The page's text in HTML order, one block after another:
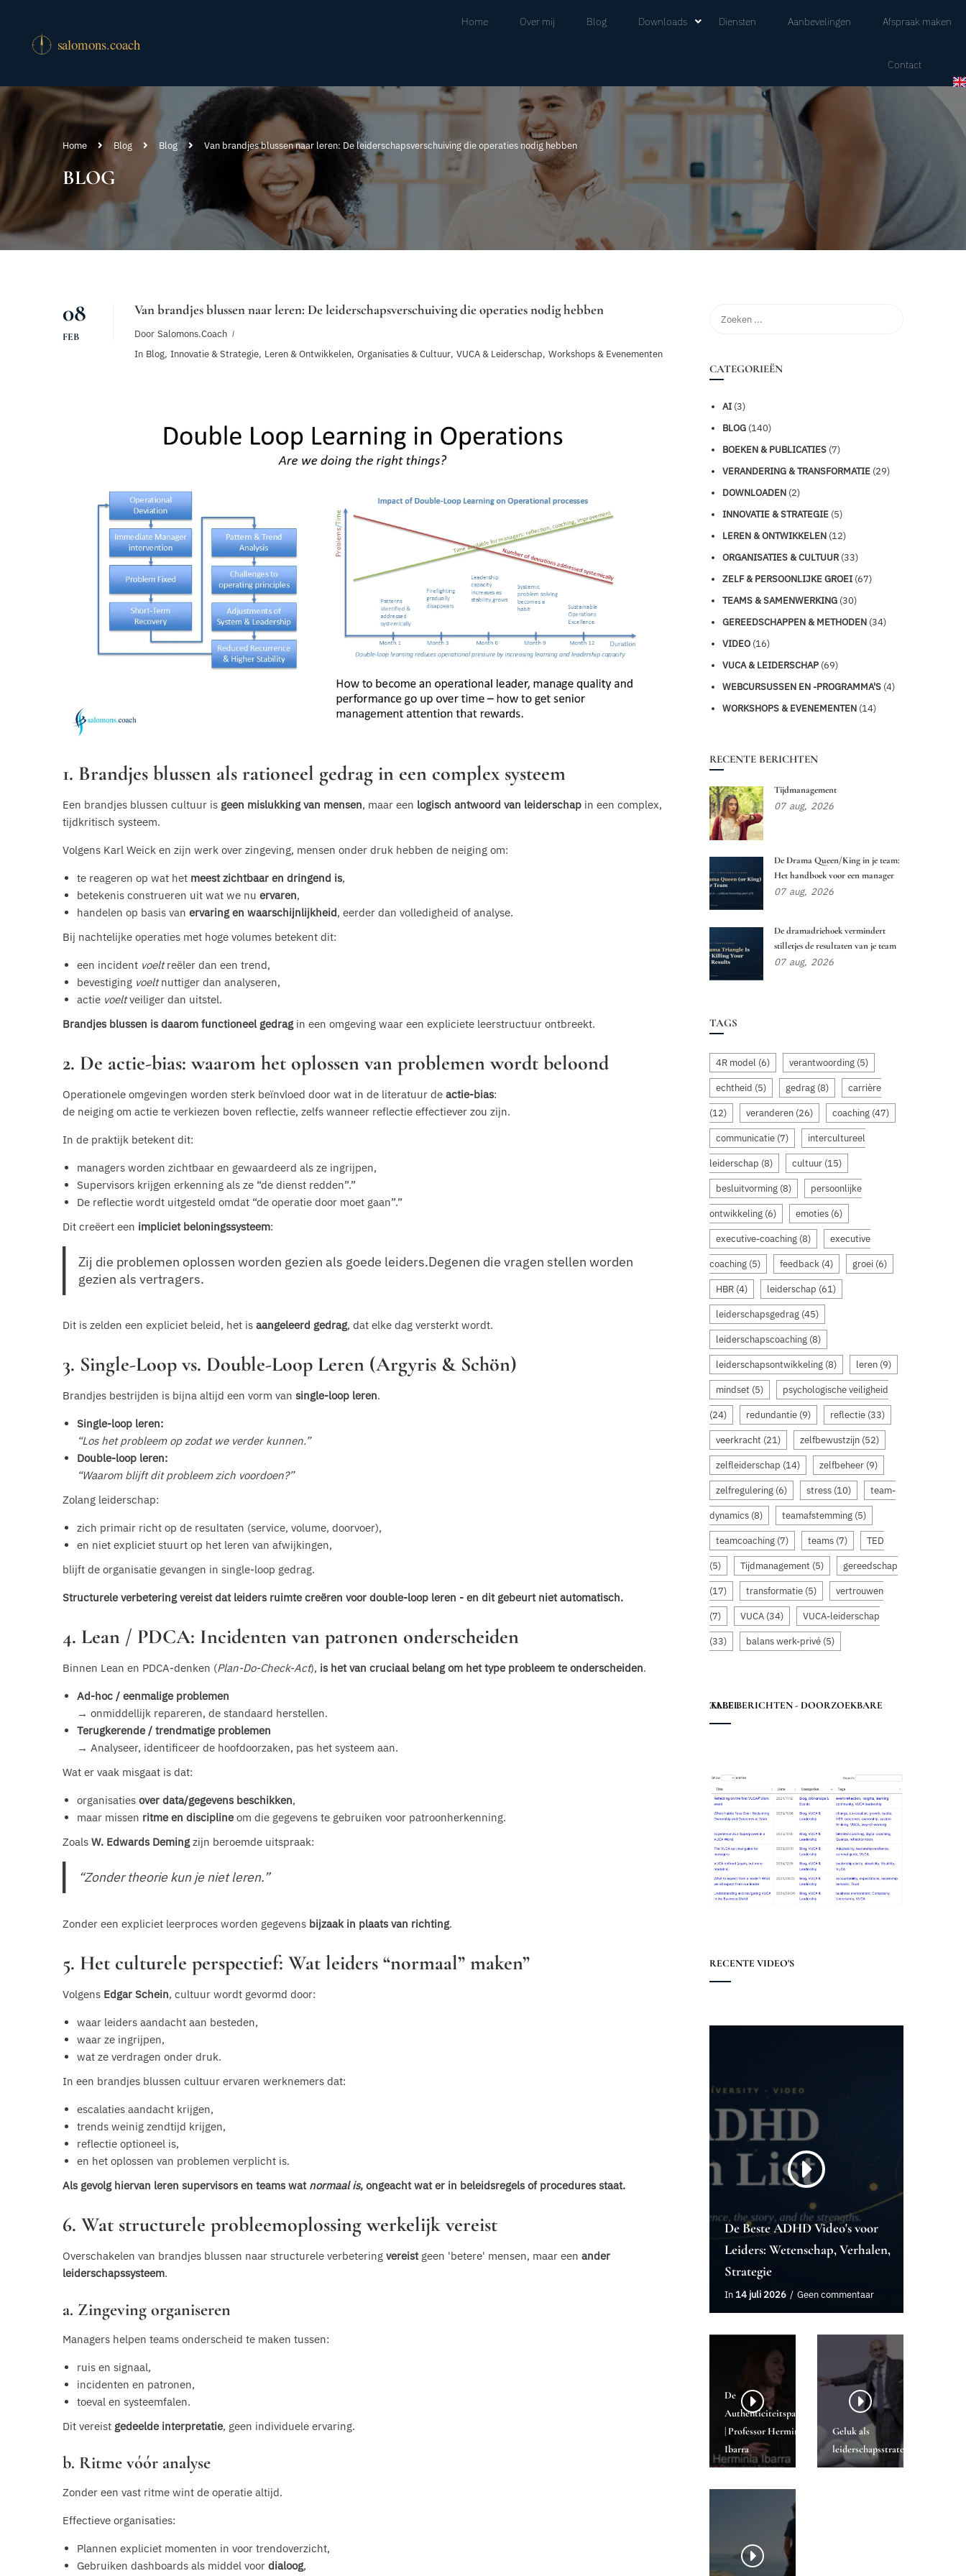
Home Over mij Blog Downloads Diensten Aanbevelingen Afspraak maken
Contact
Home Blog Blog Van brandjes blussen naar leren: De leiderschapsverschuiving die operaties nodig hebben
BLOG
08
FEB
Van brandjes blussen naar leren: De leiderschapsverschuiving die operaties nodig hebben
Door Salomons.coach
In Blog, Innovatie & Strategie, Leren & Ontwikkelen, Organisaties & Cultuur, VUCA & Leiderschap, Workshops & Evenementen
1. Brandjes blussen als rationeel gedrag in een complex systeem
Een brandjes blussen cultuur is geen mislukking van mensen, maar een logisch antwoord van leiderschap in een complex,
tijdkritisch systeem.
Volgens Karl Weick en zijn werk over zingeving, mensen onder druk hebben de neiging om:
te reageren op wat het meest zichtbaar en dringend is,
betekenis construeren uit wat we nu ervaren,
handelen op basis van ervaring en waarschijnlijkheid, eerder dan volledigheid of analyse.
Bij nachtelijke operaties met hoge volumes betekent dit:
een incident voeltreëler dan een trend,
bevestiging voeltnuttiger dan analyseren,
actie voeltveiliger dan uitstel.
Brandjes blussen is daarom functioneel gedragin een omgeving waar een expliciete leerstructuur ontbreekt.
2. De actie-bias: waarom het oplossen van problemen wordt beloond
Operationele omgevingen worden sterk beïnvloed door wat in de literatuur de actie-bias:
de neiging om actie te verkiezen boven reflectie, zelfs wanneer reflectie effectiever zou zijn.
In de praktijk betekent dit:
managers worden zichtbaar en gewaardeerd als ze ingrijpen,
Supervisors krijgen erkenning als ze “de dienst redden”.”
De reflectie wordt uitgesteld omdat “de operatie door moet gaan”.”
Dit creëert een impliciet beloningssysteem:
Zij die problemen oplossen worden gezien als goede leiders.Degenen die vragen stellen worden
gezien als vertragers.
Dit is zelden een expliciet beleid, het is aangeleerd gedrag, dat elke dag versterkt wordt.
3. Single-Loop vs. Double-Loop Leren (Argyris & Schön)
Brandjes bestrijden is bijna altijd een vorm van single-loop leren.
Single-loop leren:
“Los het probleem op zodat we verder kunnen.”
Double-loop leren:
“Waarom blijft dit probleem zich voordoen?”
Zolang leiderschap:
zich primair richt op de resultaten (service, volume, doorvoer),
en niet expliciet stuurt op het leren van afwijkingen,
blijft de organisatie gevangen in single-loop gedrag.
Structurele verbetering vereist dat leiders ruimte creëren voor double-loop leren - en dit gebeurt niet automatisch.
4. Lean / PDCA: Incidenten van patronen onderscheiden
Binnen Lean en PDCA-denken (Plan-Do-Check-Act), is het van cruciaal belang om het type probleem te onderscheiden.
Ad-hoc / eenmalige problemen
→ onmiddellijk repareren, de standaard herstellen.
Terugkerende / trendmatige problemen
→ Analyseer, identificeer de hoofdoorzaken, pas het systeem aan.
Wat er vaak misgaat is dat:
organisaties over data/gegevens beschikken,
maar missen ritme en disciplineom die gegevens te gebruiken voor patroonherkenning.
Zoals W. Edwards Demingzijn beroemde uitspraak:
“Zonder theorie kun je niet leren.”
Zonder een expliciet leerproces worden gegevens bijzaak in plaats van richting.
5. Het culturele perspectief: Wat leiders “normaal” maken”
Volgens Edgar Schein, cultuur wordt gevormd door:
waar leiders aandacht aan besteden,
waar ze ingrijpen,
wat ze verdragen onder druk.
In een brandjes blussen cultuur ervaren werknemers dat:
escalaties aandacht krijgen,
trends weinig zendtijd krijgen,
reflectie optioneel is,
en het oplossen van problemen verplicht is.
Als gevolg hiervan leren supervisors en teams wat normaal is, ongeacht wat er in beleidsregels of procedures staat.
6. Wat structurele probleemoplossing werkelijk vereist
Overschakelen van brandjes blussen naar structurele verbetering vereistgeen 'betere' mensen, maar een ander
leiderschapssysteem.
a. Zingeving organiseren
Managers helpen teams onderscheid te maken tussen:
ruis en signaal,
incidenten en patronen,
toeval en systeemfalen.
Dit vereist gedeelde interpretatie, geen individuele ervaring.
b. Ritme vóór analyse
Zonder een vast ritme wint de operatie altijd.
Effectieve organisaties:
Plannen expliciet momenten in voor trendoverzicht,
Gebruiken dashboards als middel voor dialoog,
CATEGORIEËN
AI (3)
BLOG (140)
BOEKEN & PUBLICATIES (7)
VERANDERING & TRANSFORMATIE (29)
DOWNLOADEN (2)
INNOVATIE & STRATEGIE (5)
LEREN & ONTWIKKELEN (12)
ORGANISATIES & CULTUUR (33)
ZELF & PERSOONLIJKE GROEI (67)
TEAMS & SAMENWERKING (30)
GEREEDSCHAPPEN & METHODEN (34)
VIDEO (16)
VUCA & LEIDERSCHAP (69)
WEBCURSUSSEN EN -PROGRAMMA'S (4)
WORKSHOPS & EVENEMENTEN (14)
RECENTE BERICHTEN
Tijdmanagement
07 aug, 2026
De Drama Queen/King in je team:
Het handboek voor een manager
07 aug, 2026
De dramadriehoek vermindert
stilletjes de resultaten van je team
07 aug, 2026
TAGS
4R model (6) verantwoording (5)
echtheid (5) gedrag (8) carrière
(12) veranderen (26) coaching (47)
communicatie (7) intercultureel
leiderschap (8) cultuur (15)
besluitvorming (8) persoonlijke
ontwikkeling (6) emoties (6)
executive-coaching (8) executive
coaching (5) feedback (4) groei (6)
HBR (4) leiderschap (61)
leiderschapsgedrag (45)
leiderschapscoaching (8)
leiderschapsontwikkeling (8) leren (9)
mindset (5) psychologische veiligheid
(24) redundantie (9) reflectie (33)
veerkracht (21) zelfbewustzijn (52)
zelfleiderschap (14) zelfbeheer (9)
zelfregulering (6) stress (10) team-
dynamics (8) teamafstemming (5)
teamcoaching (7) teams (7) TED
(5) Tijdmanagement (5) gereedschap
(17) transformatie (5) vertrouwen
(7) VUCA (34) VUCA-leiderschap
(33) balans werk-privé (5)
ALLE BERICHTEN - DOORZOEKBARE TABEL
RECENTE VIDEO'S
De Beste ADHD Video's voor
Leiders: Wetenschap, Verhalen,
Strategie
In14 juli 2026 Geen commentaar
De
Authenticiteitsparadox
| Professor Herminia
Ibarra
Geluk als
leiderschapsstrategie